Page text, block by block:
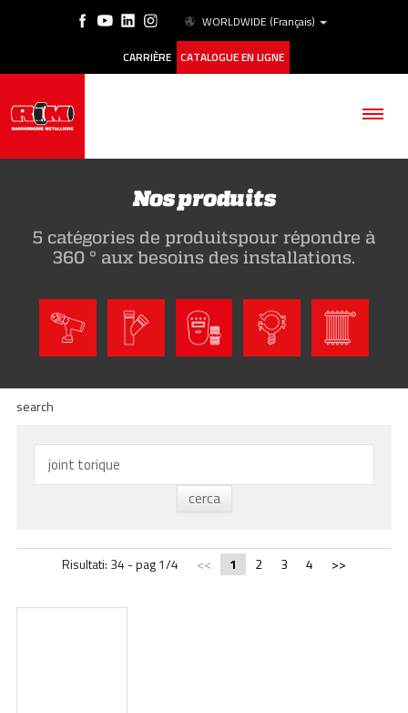
WORLDWIDE (Français)
CARRIÈRE CATALOGUE EN LIGNE
SOCIÉTÉ
ACADEMY
BIM
INFOS ET ÉVÉNEMENTS
TÉLÉCHARGEMENTS
Nos produits
5 catégories de produitspour répondre à
360 ° aux besoins des installations.
search
Risultati: 34 - pag 1/4 << 1 2 3 4 >>